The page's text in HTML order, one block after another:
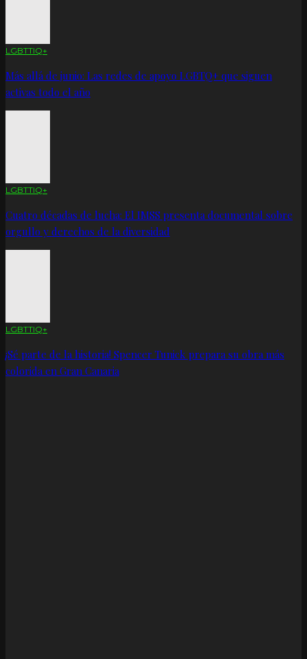
LGBTTIQ+
Más allá de junio: Las redes de apoyo LGBTQ+ que siguen
activas todo el año
LGBTTIQ+
Cuatro décadas de lucha: El IMSS presenta documental sobre
orgullo y derechos de la diversidad
LGBTTIQ+
¡Sé parte de la historia! Spencer Tunick prepara su obra más
colorida en Gran Canaria